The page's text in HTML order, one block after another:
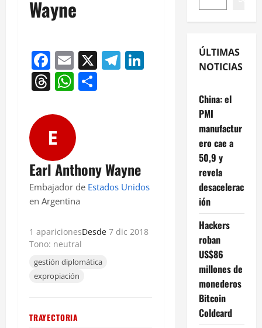
Wayne
Facebook
Email
X Telegram
LinkedIn
Threads
WhatsApp
E
Earl Anthony Wayne
Embajador de Estados Unidos
en Argentina
1 aparicionesDesde 7 dic 2018
Tono: neutral
gestión diplomática
expropiación
TRAYECTORIA
ÚLTIMAS
NOTICIAS
China: el
PMI
manufactur
ero cae a
50,9 y
revela
desacelerac
ión
Hackers
roban
US$86
millones de
monederos
Bitcoin
Coldcard